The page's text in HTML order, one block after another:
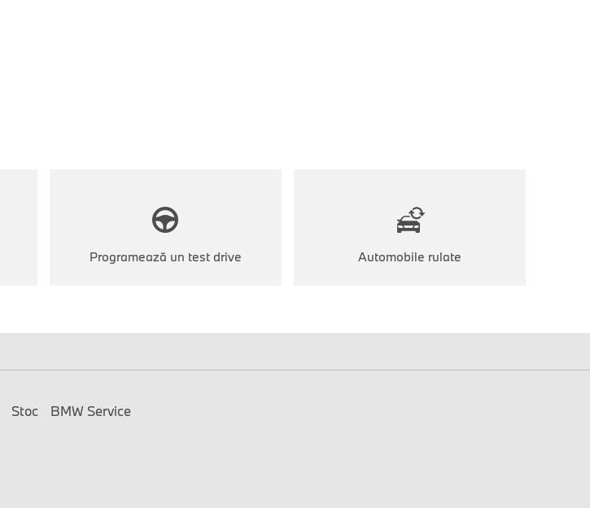
Programează un test drive Automobile rulate
Stoc
BMW Service